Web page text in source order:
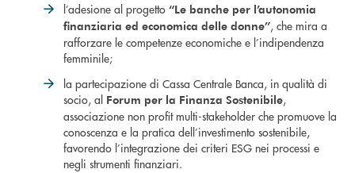
l’adesione al progetto “Le banche per l’autonomia
finanziaria ed economica delle donne”, che mira a
rafforzare le competenze economiche e l’indipendenza
femminile;
la partecipazione di Cassa Centrale Banca, in qualità di
socio, al Forum per la Finanza Sostenibile,
associazione non profit multi-stakeholder che promuove la
conoscenza e la pratica dell’investimento sostenibile,
favorendo l’integrazione dei criteri ESG nei processi e
negli strumenti finanziari.